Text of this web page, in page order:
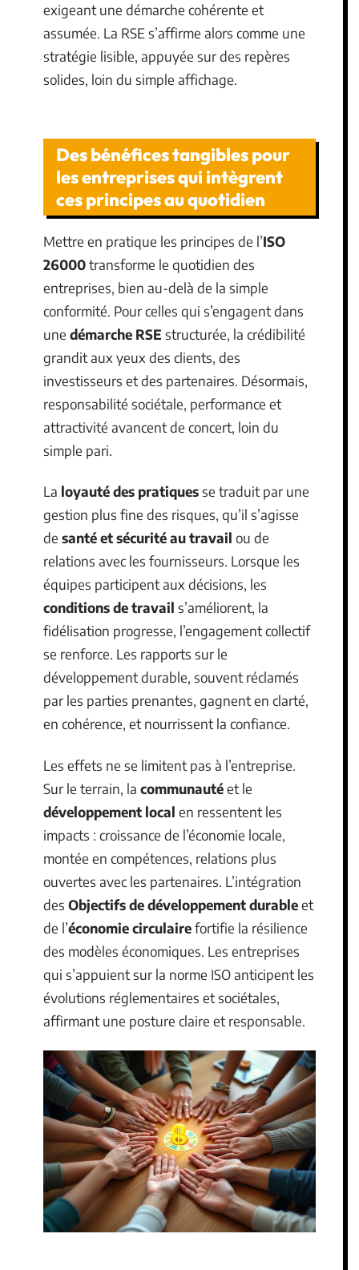
exigeant une démarche cohérente et
assumée. La RSE s’affirme alors comme une
stratégie lisible, appuyée sur des repères
solides, loin du simple affichage.
Des bénéfices tangibles pour
les entreprises qui intègrent
ces principes au quotidien
Mettre en pratique les principes de l’ISO
26000transforme le quotidien des
entreprises, bien au-delà de la simple
conformité. Pour celles qui s’engagent dans
une démarche RSE structurée, la crédibilité
grandit aux yeux des clients, des
investisseurs et des partenaires. Désormais,
responsabilité sociétale, performance et
attractivité avancent de concert, loin du
simple pari.
La loyauté des pratiquesse traduit par une
gestion plus fine des risques, qu’il s’agisse
de santé et sécurité au travail ou de
relations avec les fournisseurs. Lorsque les
équipes participent aux décisions, les
conditions de travail s’améliorent, la
fidélisation progresse, l’engagement collectif
se renforce. Les rapports sur le
développement durable, souvent réclamés
par les parties prenantes, gagnent en clarté,
en cohérence, et nourrissent la confiance.
Les effets ne se limitent pas à l’entreprise.
Sur le terrain, la communautéet le
développement local en ressentent les
impacts : croissance de l’économie locale,
montée en compétences, relations plus
ouvertes avec les partenaires. L’intégration
des Objectifs de développement durableet
de l’économie circulairefortifie la résilience
des modèles économiques. Les entreprises
qui s’appuient sur la norme ISO anticipent les
évolutions réglementaires et sociétales,
affirmant une posture claire et responsable.